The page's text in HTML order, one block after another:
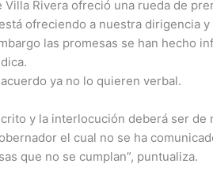
Villa Rivera ofreció una rueda de
ofreciendo a nuestra dirigencia
las promesas se han hecho
ya no lo quieren verbal.
y la interlocución deberá ser de
el cual no se ha
que no se cumplan”, puntualiza.